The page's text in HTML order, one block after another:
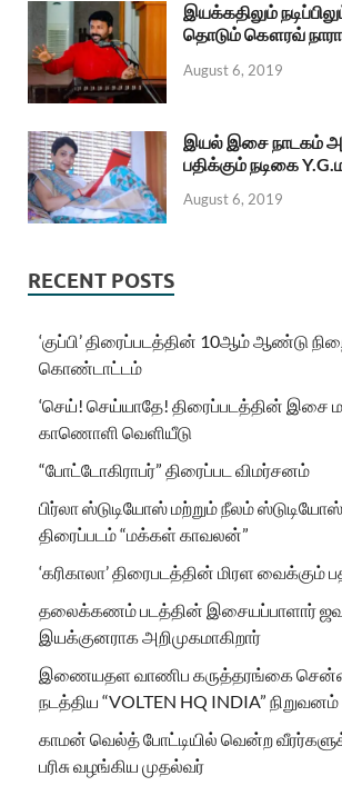
இயக்கதிலும்
தொடும் கௌரவ்
August 6, 2019
இயல் இசை நாடகம்
பதிக்கும் நடிகை
August 6, 2019
RECENT POSTS
‘குப்பி’ திரைப்படத்தின் 10ஆம் ஆண்டு
கொண்டாட்டம்
‘செய்! செய்யாதே! திரைப்படத்தின் இசை
காணொளி வெளியீடு
“போட்டோகிராபர்” திரைப்பட விமர்சனம்
பிர்லா ஸ்டுடியோஸ் மற்றும் நீலம்
திரைப்படம் “மக்கள் காவலன்”
‘கரிகாலா’ திரைபடத்தின் மிரள வைக்கும்
தலைக்கணம் படத்தின் இசையப்பாளார்
இயக்குனராக அறிமுகமாகிறார்
இணையதள வாணிப கருத்தரங்கை
நடத்திய “VOLTEN HQ INDIA” நிறுவனம்
காமன் வெல்த் போட்டியில் வென்ற
பரிசு வழங்கிய முதல்வர்